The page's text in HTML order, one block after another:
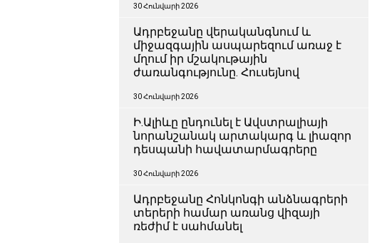
30 Հունվարի 2026
Ադրբեջանը վերականգնում և
միջազգային ասպարեզում առաջ է
մղում իր մշակութային
ժառանգությունը. Հուսեյնով
30 Հունվարի 2026
Ի.Ալիևը ընդունել է Ավստրալիայի
նորանշանակ արտակարգ և լիազոր
դեսպանի հավատարմագրերը
30 Հունվարի 2026
Ադրբեջանը Հոնկոնգի անձնագրերի
տերերի համար առանց վիզայի
ռեժիմ է սահմանել